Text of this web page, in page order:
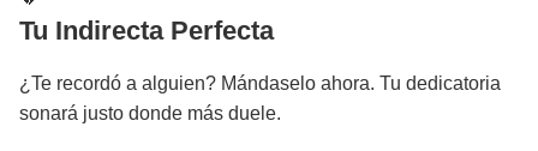
Tu Indirecta Perfecta
¿Te recordó a alguien? Mándaselo ahora. Tu dedicatoria
sonará justo donde más duele.